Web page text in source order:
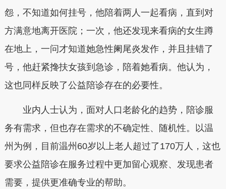
怨，不知道如何挂号，他陪着两人一起看病，直到对
方满意地离开医院；一次，他还发现来看病的女生蹲
在地上，一问才知道她急性阑尾炎发作，并且挂错了
号，他赶紧搀扶女孩到急诊，陪着她看病。他认为，
这也同样反映了公益陪诊存在的必要性。
业内人士认为，面对人口老龄化的趋势， 陪诊服
务有需求，但也存在需求的不确定性、随机性。
以温
州为例，目前温州60岁以上老人超过了170万人，这也
要求公益陪诊在服务过程中更加留心观察、发现患者
需要，提供更准确专业的帮助。